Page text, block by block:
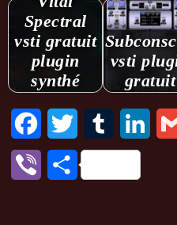
Spectral
vsti gratuit
plugin
synthé
vsti
gratuit
FacebookTwitter Tumblr
Viber Partager